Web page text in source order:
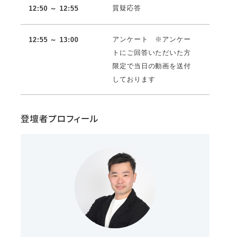
12:50 ～ 12:55 質疑応答
12:55 ～ 13:00
アンケート ※アンケー
トにご回答いただいた方
限定で当日の動画を送付
しております
登壇者プロフィール